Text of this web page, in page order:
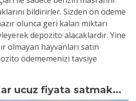
bildirirler. Sizden ön ödeme
olunca geri kalan miktarı
depozito alacaklardır. Yine
olmayan hayvanları satın
ödememenizi tavsiye
ucuz fiyata satmak...